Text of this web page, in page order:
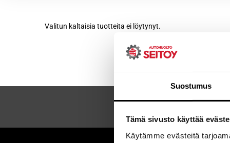
Suostumus
Tämä sivusto käyttää
Käytämme evästeitä
Valitun kaltaisia tuotteita ei löytynyt.